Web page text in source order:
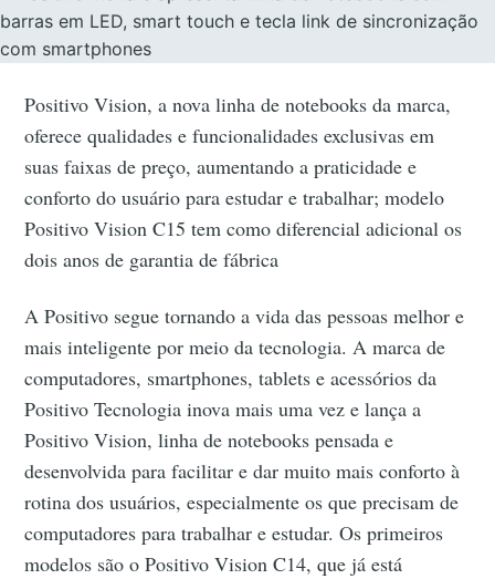
Positivo Vision, a nova linha de notebooks da marca,
oferece qualidades e funcionalidades exclusivas em
suas faixas de preço, aumentando a praticidade e
conforto do usuário para estudar e trabalhar; modelo
Positivo Vision C15 tem como diferencial adicional os
dois anos de garantia de fábrica
A Positivo segue tornando a vida das pessoas melhor e
mais inteligente por meio da tecnologia. A marca de
computadores, smartphones, tablets e acessórios da
Positivo Tecnologia inova mais uma vez e lança a
Positivo Vision, linha de notebooks pensada e
desenvolvida para facilitar e dar muito mais conforto à
rotina dos usuários, especialmente os que precisam de
computadores para trabalhar e estudar. Os primeiros
modelos são o Positivo Vision C14, que já está